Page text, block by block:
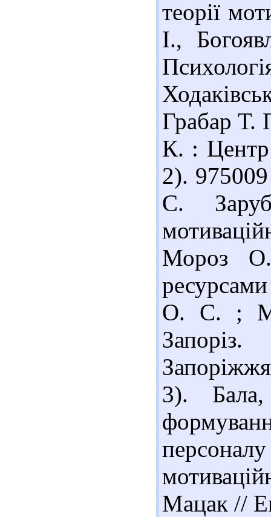
теорії
І.,
Грабар Т.
К. :
2).
С.
Мороз
О. С. ; М-
3).
Мацак //